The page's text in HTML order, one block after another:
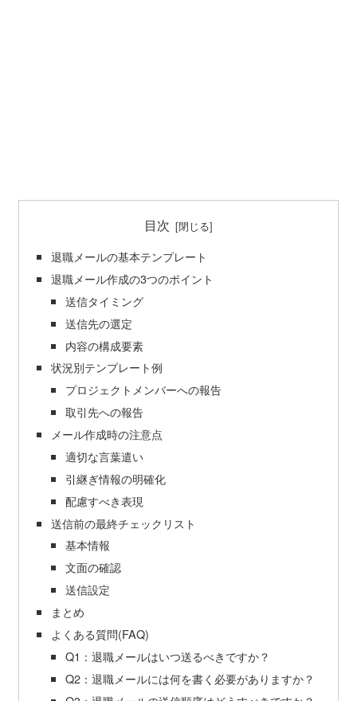
目次
退職メールの基本テンプレート
退職メール作成の3つのポイント
送信タイミング
送信先の選定
内容の構成要素
状況別テンプレート例
プロジェクトメンバーへの報告
取引先への報告
メール作成時の注意点
適切な言葉遣い
引継ぎ情報の明確化
配慮すべき表現
送信前の最終チェックリスト
基本情報
文面の確認
送信設定
まとめ
よくある質問(FAQ)
Q1：退職メールはいつ送るべきですか？
Q2：退職メールには何を書く必要がありますか？